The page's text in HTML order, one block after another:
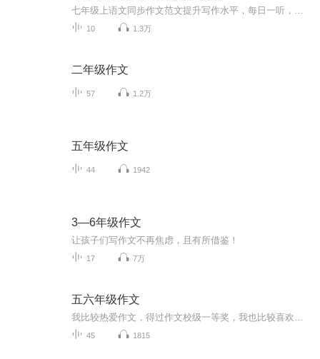
10 1.3万
二年级作文
57 1.2万
五年级作文
44 1942
3—6年级作文
让孩子们写作文不再焦虑，且有所借鉴！
17 7万
五六年级作文
45 1815